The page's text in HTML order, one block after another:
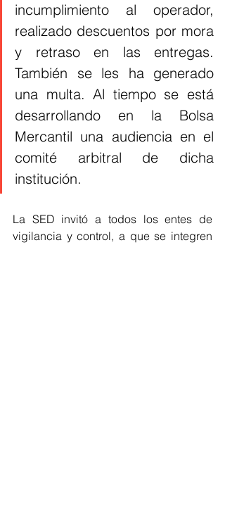
incumplimiento al operador,
realizado descuentos por mora
y retraso en las entregas.
También se les ha generado
una multa. Al tiempo se está
desarrollando en la Bolsa
Mercantil una audiencia en el
comité arbitral de dicha
institución.
La SED invitó a todos los entes de
vigilancia y control, a que se integren